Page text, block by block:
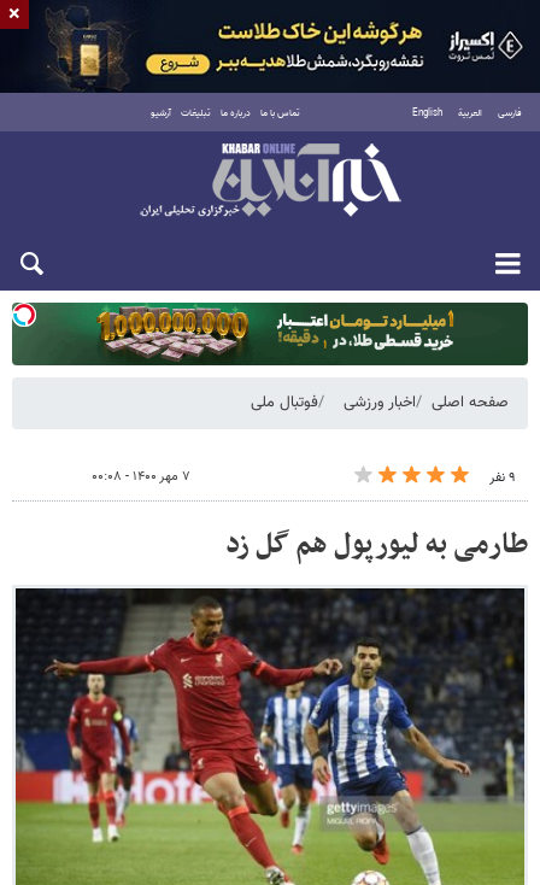
فارسی العربية English تماس با ما درباره ما تبلیغات آرشیو
یکشنبه ۱۸ مرداد ۱۴۰۵
صفحه اصلی اخبار ورزشی فوتبال ملی
۹ نفر ۷ مهر ۱۴۰۰ - ۰۰:۰۸
طارمی به لیورپول هم گل زد
×